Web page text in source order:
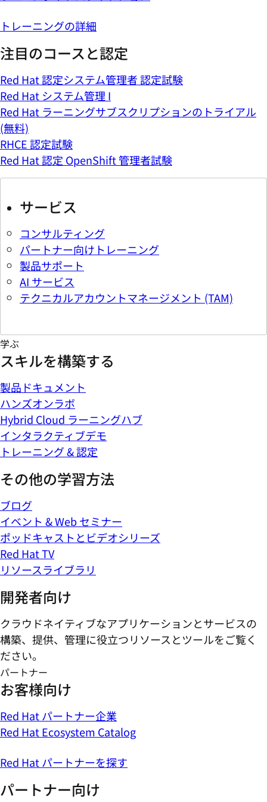
トレーニングの詳細
注目のコースと認定
Red Hat 認定システム管理者 認定試験
Red Hat システム管理 I
Red Hat ラーニングサブスクリプションのトライアル
(無料)
RHCE 認定試験
Red Hat 認定 OpenShift 管理者試験
サービス
コンサルティング
パートナー向けトレーニング
製品サポート
AI サービス
テクニカルアカウントマネージメント (TAM)
学ぶ
スキルを構築する
製品ドキュメント
ハンズオンラボ
Hybrid Cloud ラーニングハブ
インタラクティブデモ
トレーニング & 認定
その他の学習方法
ブログ
イベント & Web セミナー
ポッドキャストとビデオシリーズ
Red Hat TV
リソースライブラリ
開発者向け
クラウドネイティブなアプリケーションとサービスの
構築、提供、管理に役立つリソースとツールをご覧く
ださい。
パートナー
お客様向け
Red Hat パートナー企業
Red Hat Ecosystem Catalog
Red Hat パートナーを探す
パートナー向け